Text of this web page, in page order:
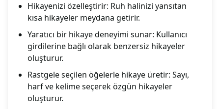
Hikayenizi özelleştirir: Ruh halinizi yansıtan
kısa hikayeler meydana getirir.
Yaratıcı bir hikaye deneyimi sunar: Kullanıcı
girdilerine bağlı olarak benzersiz hikayeler
oluşturur.
Rastgele seçilen öğelerle hikaye üretir: Sayı,
harf ve kelime seçerek özgün hikayeler
oluşturur.